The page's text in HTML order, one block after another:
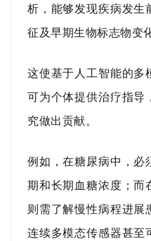
析，能够发现疾病发生
征及早期生物标志物变化
这使基于人工智能的多
可为个体提供治疗指导
究做出贡献。
例如，在糖尿病中，必
期和长期血糖浓度；而
则需了解慢性病程进展
连续多模态传感器甚至